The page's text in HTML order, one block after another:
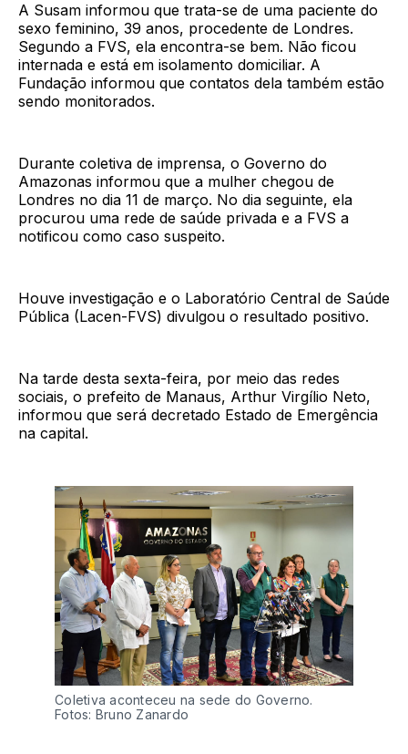
A Susam informou que trata-se de uma paciente do
sexo feminino, 39 anos, procedente de Londres.
Segundo a FVS, ela encontra-se bem. Não ficou
internada e está em isolamento domiciliar. A
Fundação informou que contatos dela também estão
sendo monitorados.
Durante coletiva de imprensa, o Governo do
Amazonas informou que a mulher chegou de
Londres no dia 11 de março. No dia seguinte, ela
procurou uma rede de saúde privada e a FVS a
notificou como caso suspeito.
Houve investigação e o Laboratório Central de Saúde
Pública (Lacen-FVS) divulgou o resultado positivo.
Na tarde desta sexta-feira, por meio das redes
sociais, o prefeito de Manaus, Arthur Virgílio Neto,
informou que será decretado Estado de Emergência
na capital.
Coletiva aconteceu na sede do Governo.
Fotos: Bruno Zanardo